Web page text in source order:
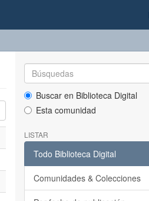
Buscar en Biblioteca Digital
Esta comunidad
LISTAR
Todo Biblioteca Digital
Comunidades & Colecciones